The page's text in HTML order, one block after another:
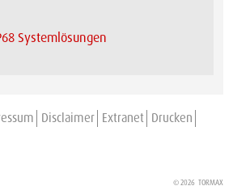
Systemlösungen
Disclaimer Extranet Drucken
© 2026 TORMAX